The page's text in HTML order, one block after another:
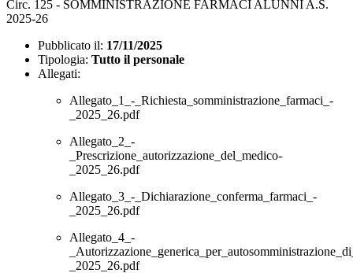
Circ. 125 - SOMMINISTRAZIONE FARMACI ALUNNI A.S.
2025-26
Pubblicato il: 17/11/2025
Tipologia: Tutto il personale
Allegati:
Allegato_1_-_Richiesta_somministrazione_farmaci_-
_2025_26.pdf
Allegato_2_-
_Prescrizione_autorizzazione_del_medico-
_2025_26.pdf
Allegato_3_-_Dichiarazione_conferma_farmaci_-
_2025_26.pdf
Allegato_4_-
_2025_26.pdf